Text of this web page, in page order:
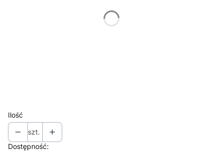
tekst do grawerowania wyślij laser3d@laser3d.pl
Ilość
szt.
Dostępność: